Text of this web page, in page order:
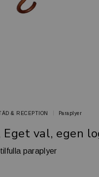
& RECEPTION Paraplyer
Eget val, egen
paraplyer